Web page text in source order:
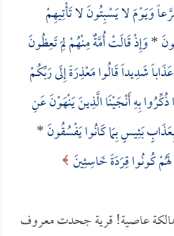
وَيَوْمَ لا يَسْبِتُونَ لا تَأْتِيهِمْ
*وَإِذْ قَالَتْ أُمَّةٌ مِنْهُمْ لِمَ تَعِظُونَ
شَدِيداً قَالُوا مَعْذِرَةً إِلَى رَبِّكُمْ
ذُكِّرُوا بِهِ أَنْجَيْنَا الَّذِينَ يَنْهَوْنَ عَنِ
بَئِيسٍ بِمَا كَانُوا يَفْسُقُونَ*
لَهُمْ كُونُوا قِرَدَةً خَاسِئِينَ
هالكة عاصية! قرية جحدت معروف